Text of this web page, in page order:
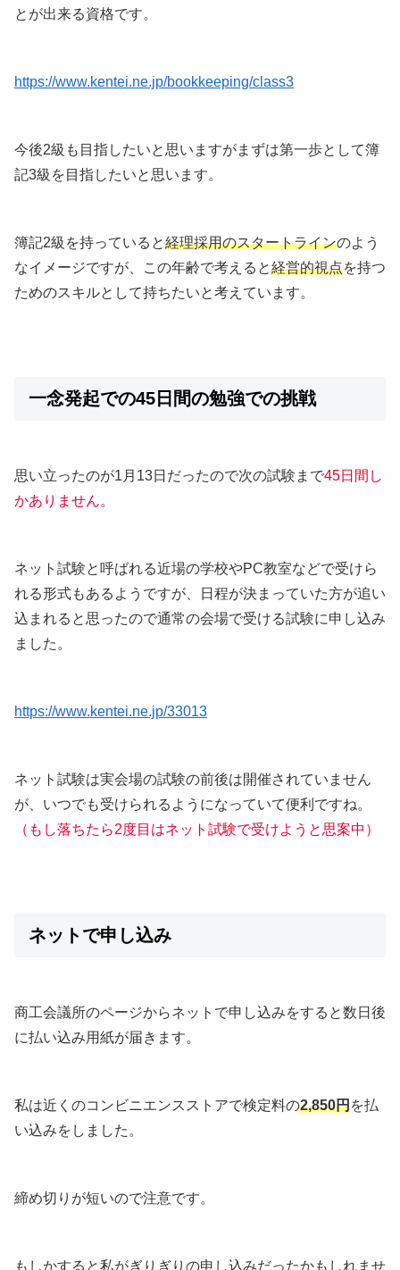
とが出来る資格です。
https://www.kentei.ne.jp/bookkeeping/class3
今後2級も目指したいと思いますがまずは第一歩として簿
記3級を目指したいと思います。
簿記2級を持っていると経理採用のスタートラインのよう
なイメージですが、この年齢で考えると経営的視点を持つ
ためのスキルとして持ちたいと考えています。
一念発起での45日間の勉強での挑戦
思い立ったのが1月13日だったので次の試験まで45日間し
かありません。
ネット試験と呼ばれる近場の学校やPC教室などで受けら
れる形式もあるようですが、日程が決まっていた方が追い
込まれると思ったので通常の会場で受ける試験に申し込み
ました。
https://www.kentei.ne.jp/33013
ネット試験は実会場の試験の前後は開催されていません
が、いつでも受けられるようになっていて便利ですね。
（もし落ちたら2度目はネット試験で受けようと思案中）
ネットで申し込み
商工会議所のページからネットで申し込みをすると数日後
に払い込み用紙が届きます。
私は近くのコンビニエンスストアで検定料の2,850円を払
い込みをしました。
締め切りが短いので注意です。
もしかすると私がぎりぎりの申し込みだったかもしれませ